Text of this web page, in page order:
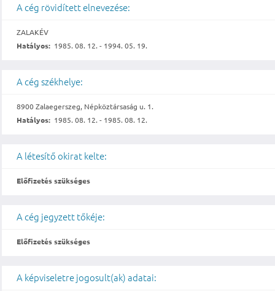
A cég rövidített elnevezése:
ZALAKÉV
Hatályos: 1985. 08. 12. - 1994. 05. 19.
A cég székhelye:
8900 Zalaegerszeg, Népköztársaság u. 1.
Hatályos: 1985. 08. 12. - 1985. 08. 12.
A létesítő okirat kelte:
Előfizetés szükséges
A cég jegyzett tőkéje:
Előfizetés szükséges
A képviseletre jogosult(ak) adatai: